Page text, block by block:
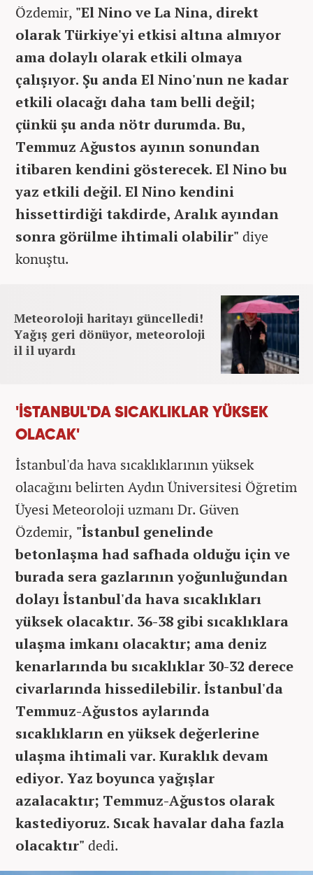
Özdemir, "El Nino ve La Nina, direkt
olarak Türkiye'yi etkisi altına almıyor
ama dolaylı olarak etkili olmaya
çalışıyor. Şu anda El Nino'nun ne kadar
etkili olacağı daha tam belli değil;
çünkü şu anda nötr durumda. Bu,
Temmuz Ağustos ayının sonundan
itibaren kendini gösterecek. El Nino bu
yaz etkili değil. El Nino kendini
hissettirdiği takdirde, Aralık ayından
sonra görülme ihtimali olabilir" diye
konuştu.
Meteoroloji haritayı güncelledi!
Yağış geri dönüyor, meteoroloji
il il uyardı
'İSTANBUL'DA SICAKLIKLAR YÜKSEK
OLACAK'
İstanbul'da hava sıcaklıklarının yüksek
olacağını belirten Aydın Üniversitesi Öğretim
Üyesi Meteoroloji uzmanı Dr. Güven
Özdemir, "İstanbul genelinde
betonlaşma had safhada olduğu için ve
burada sera gazlarının yoğunluğundan
dolayı İstanbul'da hava sıcaklıkları
yüksek olacaktır. 36-38 gibi sıcaklıklara
ulaşma imkanı olacaktır; ama deniz
kenarlarında bu sıcaklıklar 30-32 derece
civarlarında hissedilebilir. İstanbul'da
Temmuz-Ağustos aylarında
sıcaklıkların en yüksek değerlerine
ulaşma ihtimali var. Kuraklık devam
ediyor. Yaz boyunca yağışlar
azalacaktır; Temmuz-Ağustos olarak
kastediyoruz. Sıcak havalar daha fazla
olacaktır" dedi.